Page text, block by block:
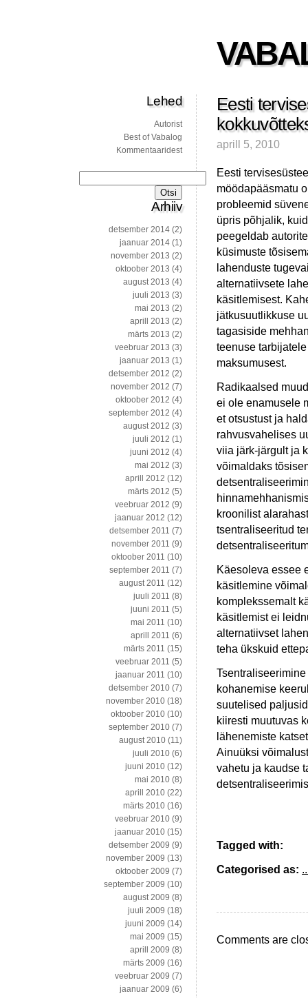
Eesti
aprill 5, 2010
Eesti
möödapääsmatu
probleemid
üpris põhjalik,
peegeldab
küsimuste
lahenduste
alternatiivsete
käsitlemisest.
jätkusuutlikkuse
tagasiside
teenuse
maksumusest.
Radikaalsed
ei ole enamusele
et otsustust ja
rahvusvahelises
viia järk-järgult ja
võimaldaks
kroonilist
tsentraliseeritud
Käesoleva essee
käsitlemine
komplekssemalt
käsitlemist ei
alternatiivset
teha ükskuid
kohanemise
suutelised
kiiresti muutuvas
lähenemiste
Ainuüksi
vahetu ja kaudse
Tagged with:
Categorised as:
Comments are
Lehed
Autorist
Best of Vabalog
Kommentaaridest
Arhiiv
detsember 2014 (2)
jaanuar 2014 (1)
november 2013 (2)
oktoober 2013 (4)
august 2013 (4)
juuli 2013 (3)
mai 2013 (2)
aprill 2013 (2)
märts 2013 (2)
veebruar 2013 (3)
jaanuar 2013 (1)
detsember 2012 (2)
november 2012 (7)
oktoober 2012 (4)
september 2012 (4)
august 2012 (3)
juuli 2012 (1)
juuni 2012 (4)
mai 2012 (3)
aprill 2012 (12)
märts 2012 (5)
veebruar 2012 (9)
jaanuar 2012 (12)
detsember 2011 (7)
november 2011 (9)
oktoober 2011 (10)
september 2011 (7)
august 2011 (12)
juuli 2011 (8)
juuni 2011 (5)
mai 2011 (10)
aprill 2011 (6)
märts 2011 (15)
veebruar 2011 (5)
jaanuar 2011 (10)
detsember 2010 (7)
november 2010 (18)
oktoober 2010 (10)
september 2010 (7)
august 2010 (11)
juuli 2010 (6)
juuni 2010 (12)
mai 2010 (8)
aprill 2010 (22)
märts 2010 (16)
veebruar 2010 (9)
jaanuar 2010 (15)
detsember 2009 (9)
november 2009 (13)
oktoober 2009 (7)
september 2009 (10)
august 2009 (8)
juuli 2009 (18)
juuni 2009 (14)
mai 2009 (15)
aprill 2009 (8)
märts 2009 (16)
veebruar 2009 (7)
jaanuar 2009 (6)